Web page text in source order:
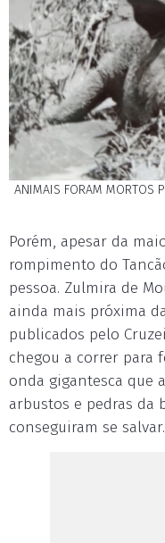
ANIMAIS FORAM MORTOS
Porém, apesar da
rompimento do
pessoa. Zulmira de
ainda mais próxima
publicados pelo
chegou a correr para
onda gigantesca que
arbustos e pedras da
conseguiram se salvar.